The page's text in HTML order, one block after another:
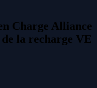
Charge Alliance
la recharge VE